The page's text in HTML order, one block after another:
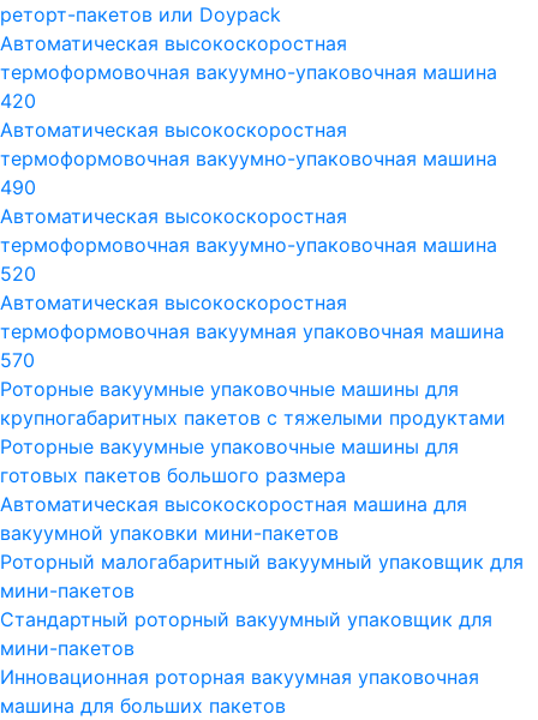
реторт-пакетов или Doypack
Автоматическая высокоскоростная
термоформовочная вакуумно-упаковочная машина
420
Автоматическая высокоскоростная
термоформовочная вакуумно-упаковочная машина
490
Автоматическая высокоскоростная
термоформовочная вакуумно-упаковочная машина
520
Автоматическая высокоскоростная
термоформовочная вакуумная упаковочная машина
570
Роторные вакуумные упаковочные машины для
крупногабаритных пакетов с тяжелыми продуктами
Роторные вакуумные упаковочные машины для
готовых пакетов большого размера
Автоматическая высокоскоростная машина для
вакуумной упаковки мини-пакетов
Роторный малогабаритный вакуумный упаковщик для
мини-пакетов
Стандартный роторный вакуумный упаковщик для
мини-пакетов
Инновационная роторная вакуумная упаковочная
машина для больших пакетов